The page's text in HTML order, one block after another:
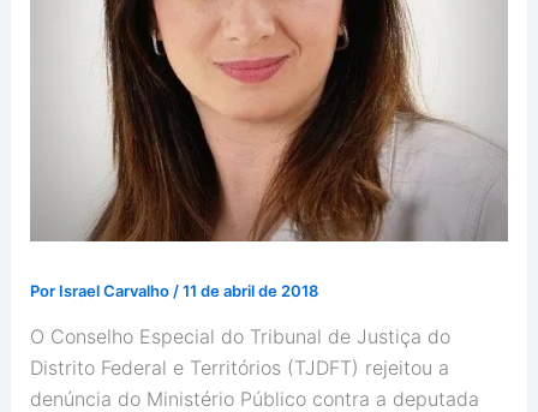
Por Israel Carvalho /11 de abril de 2018
O Conselho Especial do Tribunal de Justiça do
Distrito Federal e Territórios (TJDFT) rejeitou a
denúncia do Ministério Público contra a deputada